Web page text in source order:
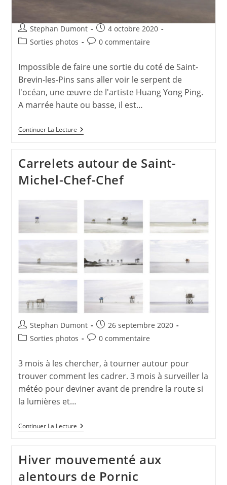
Auteur/autrice
de
Stephan Dumont
Publication
publiée :
4 octobre 2020
PostSorties photos
Commentaires
publication :
0 commentaire
Impossible de faire une sortie du coté de Saint-
Brevin-les-Pins sans aller voir le serpent de
l'océan, une œuvre de l'artiste Huang Yong Ping.
A marrée haute ou basse, il est…
Continuer La LectureSerpent
De
Carrelets autour de Saint-
Michel-Chef-Chef
Auteur/autrice
de
Stephan Dumont
Publication
publiée :
26 septembre 2020
PostSorties photos
Commentaires
la
publication :
0 commentaire
3 mois à les chercher, à tourner autour pour
trouver comment les cadrer. 3 mois à surveiller la
météo pour deviner avant de prendre la route si
la lumières et…
Continuer La LectureCarrelets
Autour
Michel-
Chef-
Chef
Hiver mouvementé aux
alentours de Pornic